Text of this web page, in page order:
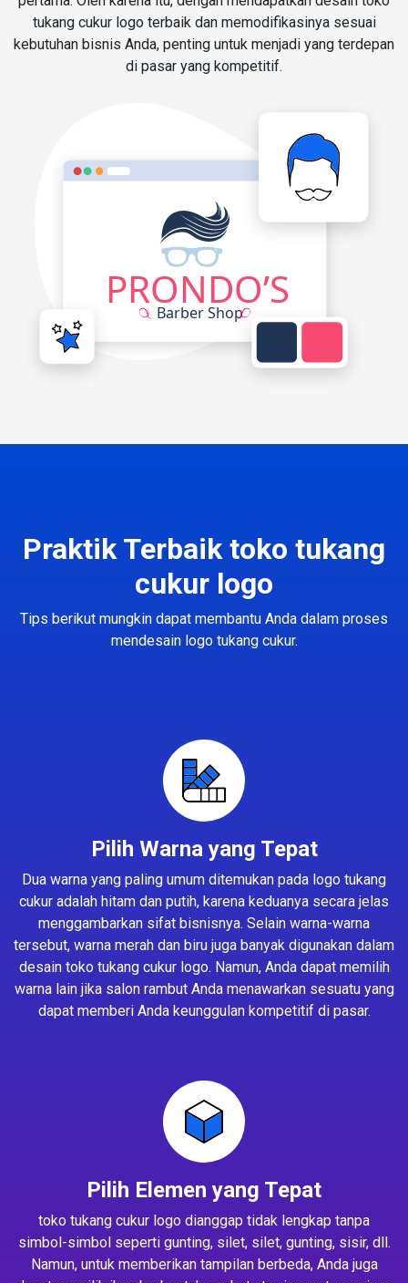
tukang cukur logo terbaik dan memodifikasinya sesuai
kebutuhan bisnis Anda, penting untuk menjadi yang terdepan
di pasar yang kompetitif.
Praktik Terbaik toko tukang
cukur logo
Tips berikut mungkin dapat membantu Anda dalam proses
mendesain logo tukang cukur.
Pilih Warna yang Tepat
Dua warna yang paling umum ditemukan pada logo tukang
cukur adalah hitam dan putih, karena keduanya secara jelas
menggambarkan sifat bisnisnya. Selain warna-warna
tersebut, warna merah dan biru juga banyak digunakan dalam
desain toko tukang cukur logo. Namun, Anda dapat memilih
warna lain jika salon rambut Anda menawarkan sesuatu yang
dapat memberi Anda keunggulan kompetitif di pasar.
Pilih Elemen yang Tepat
toko tukang cukur logo dianggap tidak lengkap tanpa
simbol-simbol seperti gunting, silet, silet, gunting, sisir, dll.
Namun, untuk memberikan tampilan berbeda, Anda juga